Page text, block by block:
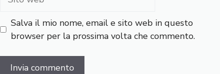
Salva il mio nome, email e sito web in questo
browser per la prossima volta che commento.